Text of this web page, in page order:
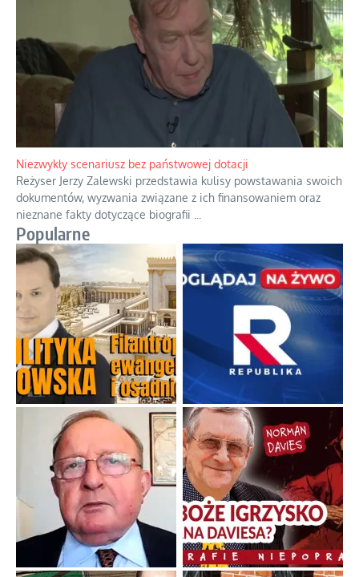
Niezwykły scenariusz bez państwowej dotacji
Reżyser Jerzy Zalewski przedstawia kulisy powstawania swoich
dokumentów, wyzwania związane z ich finansowaniem oraz
nieznane fakty dotyczące biografii
Popularne